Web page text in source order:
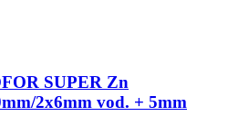
SUPER Zn
2x6mm vod. + 5mm